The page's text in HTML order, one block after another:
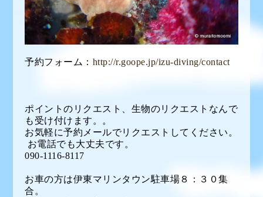
予約フォーム： http://r.goope.jp/izu-diving/contact
ポイントのリクエスト、生物のリクエストなんで
も受け付けます。。
お気軽に予約メールでリクエストしてください。
お電話でも大丈夫です。
090-1116-8117
お車の方は伊東マリンタウン駐車場８：３０集
合。